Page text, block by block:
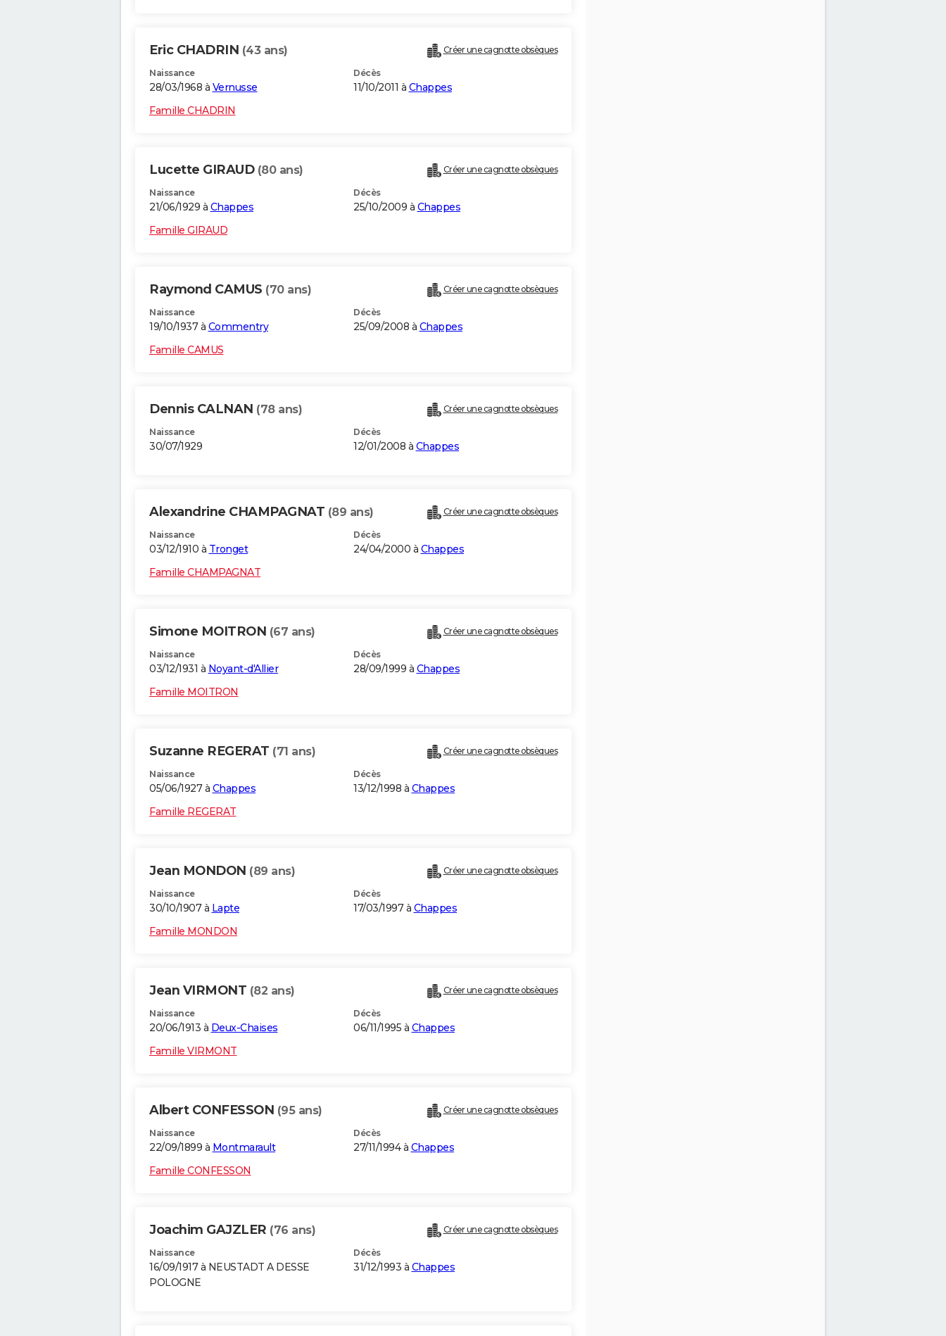
Eric CHADRIN (43 ans) Créer une cagnotte obsèques
Naissance
28/03/1968 à Vernusse
Décès
11/10/2011 à Chappes
Famille CHADRIN
Lucette GIRAUD (80 ans) Créer une cagnotte obsèques
Naissance
21/06/1929 à Chappes
Décès
25/10/2009 à Chappes
Famille GIRAUD
Raymond CAMUS (70 ans) Créer une cagnotte obsèques
Naissance
19/10/1937 à Commentry
Décès
25/09/2008 à Chappes
Famille CAMUS
Dennis CALNAN (78 ans) Créer une cagnotte obsèques
Naissance
30/07/1929
Décès
12/01/2008 à Chappes
Alexandrine CHAMPAGNAT (89 ans) Créer une cagnotte obsèques
Naissance
03/12/1910 à Tronget
Décès
24/04/2000 à Chappes
Famille CHAMPAGNAT
Simone MOITRON (67 ans) Créer une cagnotte obsèques
Naissance
03/12/1931 à Noyant-d'Allier
Décès
28/09/1999 à Chappes
Famille MOITRON
Suzanne REGERAT (71 ans) Créer une cagnotte obsèques
Naissance
05/06/1927 à Chappes
Décès
13/12/1998 à Chappes
Famille REGERAT
Jean MONDON (89 ans) Créer une cagnotte obsèques
Naissance
30/10/1907 à Lapte
Décès
17/03/1997 à Chappes
Famille MONDON
Jean VIRMONT (82 ans) Créer une cagnotte obsèques
Naissance
20/06/1913 à Deux-Chaises
Décès
06/11/1995 à Chappes
Famille VIRMONT
Albert CONFESSON (95 ans) Créer une cagnotte obsèques
Naissance
22/09/1899 à Montmarault
Décès
27/11/1994 à Chappes
Famille CONFESSON
Joachim GAJZLER (76 ans) Créer une cagnotte obsèques
Naissance
16/09/1917 à NEUSTADT A DESSE
POLOGNE
Décès
31/12/1993 à Chappes